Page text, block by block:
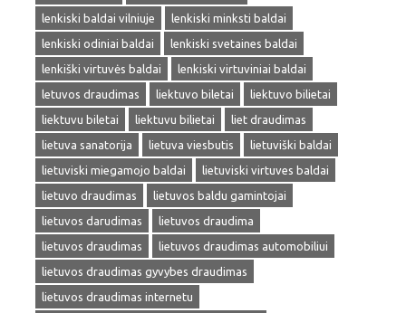
lenkiski baldai vilniuje
lenkiski minksti baldai
lenkiski odiniai baldai
lenkiski svetaines baldai
lenkiški virtuvės baldai
lenkiski virtuviniai baldai
letuvos draudimas
liektuvo biletai
liektuvo bilietai
liektuvu biletai
liektuvu bilietai
liet draudimas
lietuva sanatorija
lietuva viesbutis
lietuviški baldai
lietuviski miegamojo baldai
lietuviski virtuves baldai
lietuvo draudimas
lietuvos baldu gamintojai
lietuvos darudimas
lietuvos draudima
lietuvos draudimas
lietuvos draudimas automobiliui
lietuvos draudimas gyvybes draudimas
lietuvos draudimas internetu